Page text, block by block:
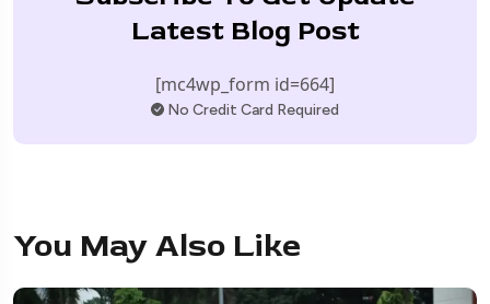
Latest Blog Post
[mc4wp_form id=664]
No Credit Card Required
You May Also Like